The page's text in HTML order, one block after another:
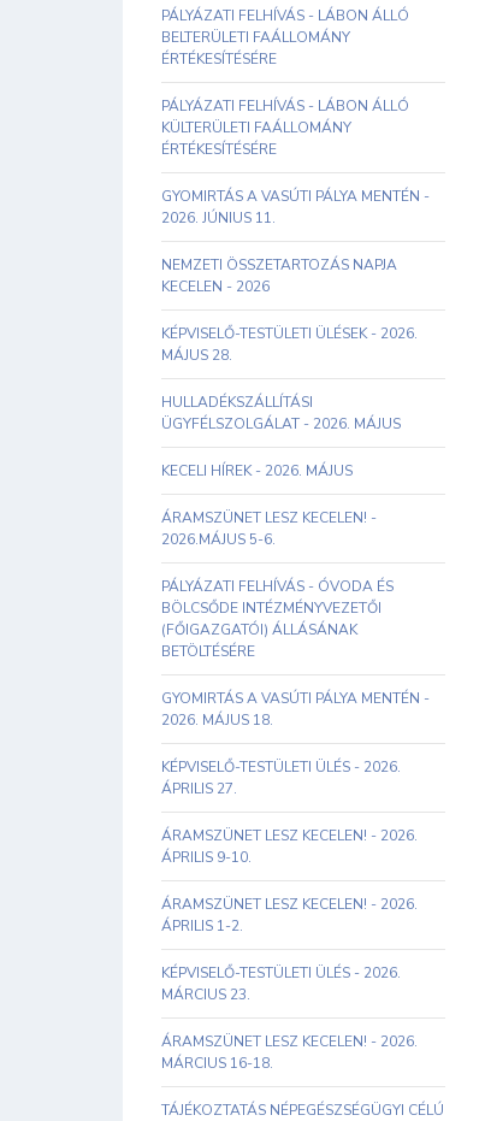
PÁLYÁZATI FELHÍVÁS - LÁBON ÁLLÓ
BELTERÜLETI FAÁLLOMÁNY
ÉRTÉKESÍTÉSÉRE
PÁLYÁZATI FELHÍVÁS - LÁBON ÁLLÓ
KÜLTERÜLETI FAÁLLOMÁNY
ÉRTÉKESÍTÉSÉRE
GYOMIRTÁS A VASÚTI PÁLYA MENTÉN -
2026. JÚNIUS 11.
NEMZETI ÖSSZETARTOZÁS NAPJA
KECELEN - 2026
KÉPVISELŐ-TESTÜLETI ÜLÉSEK - 2026.
MÁJUS 28.
HULLADÉKSZÁLLÍTÁSI
ÜGYFÉLSZOLGÁLAT - 2026. MÁJUS
KECELI HÍREK - 2026. MÁJUS
ÁRAMSZÜNET LESZ KECELEN! -
2026.MÁJUS 5-6.
PÁLYÁZATI FELHÍVÁS - ÓVODA ÉS
BÖLCSŐDE INTÉZMÉNYVEZETŐI
(FŐIGAZGATÓI) ÁLLÁSÁNAK
BETÖLTÉSÉRE
GYOMIRTÁS A VASÚTI PÁLYA MENTÉN -
2026. MÁJUS 18.
KÉPVISELŐ-TESTÜLETI ÜLÉS - 2026.
ÁPRILIS 27.
ÁRAMSZÜNET LESZ KECELEN! - 2026.
ÁPRILIS 9-10.
ÁRAMSZÜNET LESZ KECELEN! - 2026.
ÁPRILIS 1-2.
KÉPVISELŐ-TESTÜLETI ÜLÉS - 2026.
MÁRCIUS 23.
ÁRAMSZÜNET LESZ KECELEN! - 2026.
MÁRCIUS 16-18.
TÁJÉKOZTATÁS NÉPEGÉSZSÉGÜGYI CÉLÚ